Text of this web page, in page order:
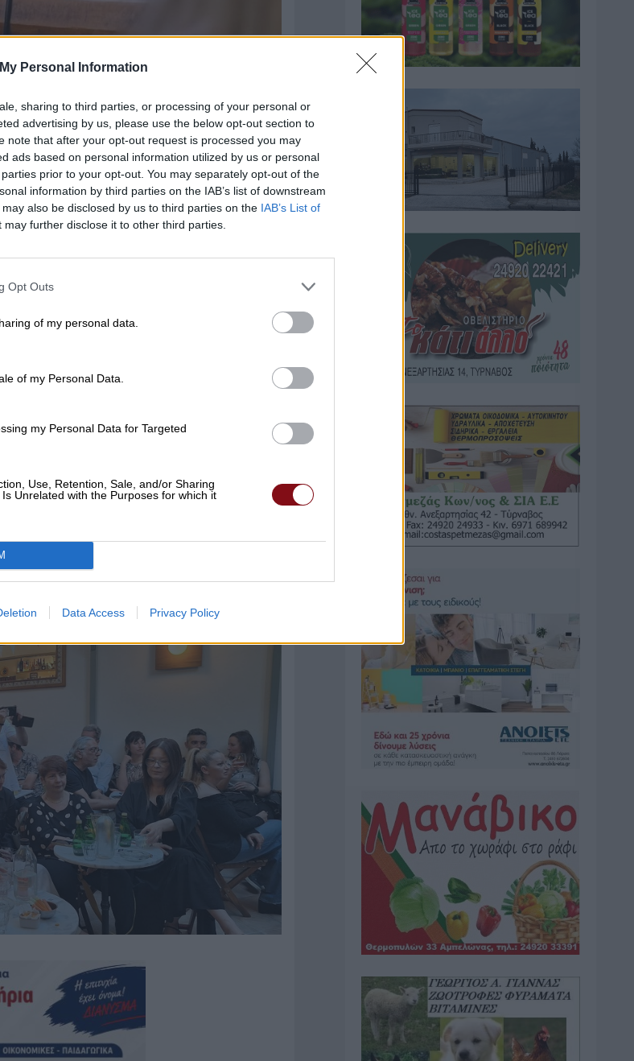
Personal Information
sharing to third parties, or processing of your personal or
advertising by us, please use the below opt-out section to
note that after your opt-out request is processed you may
ads based on personal information utilized by us or personal
prior to your opt-out. You may separately opt-out of the
information by third parties on the IAB’s list of downstream
also be disclosed by us to third parties on the IAB’s List of
may further disclose it to other third parties.
Opt Outs
of my personal data.
of my Personal Data.
my Personal Data for Targeted
Use, Retention, Sale, and/or Sharing
Unrelated with the Purposes for which it
Data Access Privacy Policy
μια ευκαιρία σε όσες και όσους